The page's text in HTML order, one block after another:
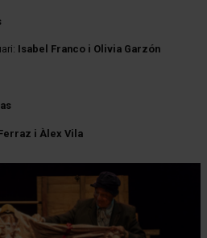
Isabel Franco i Olivia Garzón
i Àlex Vila